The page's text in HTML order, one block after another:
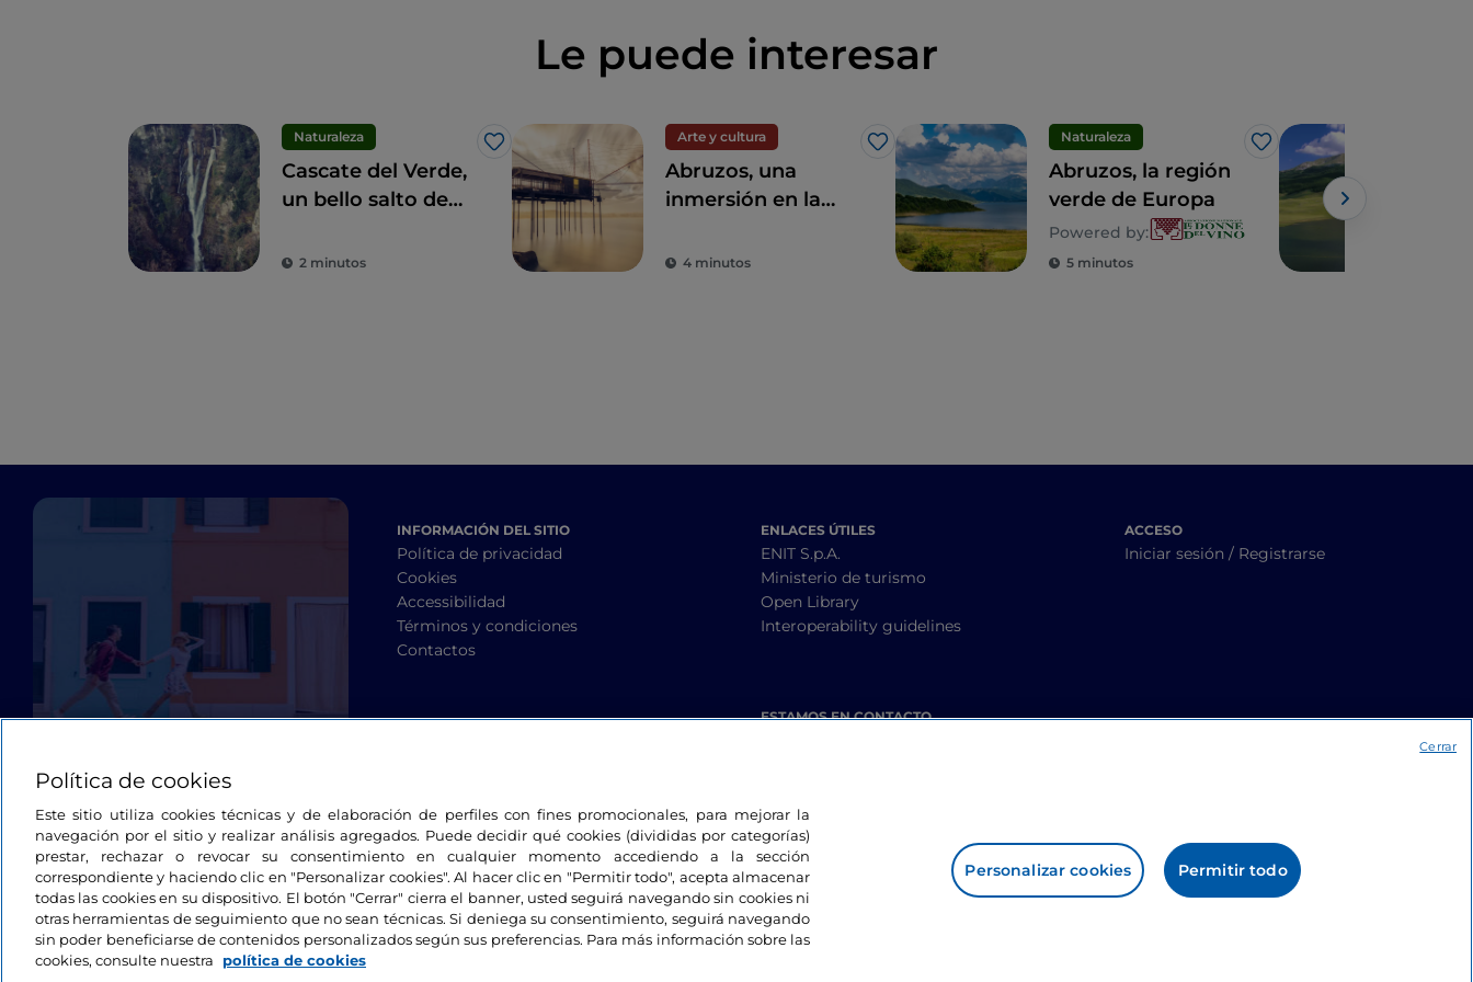
Le puede interesar
Naturaleza
Me gusta
Cascate del Verde,
un bello salto de
Apeninos
2 minutos
Arte y cultura
Me gusta
Abruzos, una
inmersión en la
mar y la montaña
4 minutos
Naturaleza
Me gusta
Abruzos, la región
verde de Europa
Powered by:
5 minutos
INFORMACIÓN DEL SITIO
Política de privacidad
Cookies
Accessibilidad
Términos y condiciones
Contactos
ENLACES ÚTILES
ENIT S.p.A.
Ministerio de turismo
Open Library
Interoperability guidelines
ESTAMOS EN CONTACTO
ACCESO
Iniciar sesión / Registrarse
Política de cookies
Este sitio utiliza cookies técnicas y de elaboración de perfiles con fines promocionales, para mejorar la
navegación por el sitio y realizar análisis agregados. Puede decidir qué cookies (divididas por categorías)
prestar, rechazar o revocar su consentimiento en cualquier momento accediendo a la sección
correspondiente y haciendo clic en "Personalizar cookies". Al hacer clic en "Permitir todo", acepta almacenar
todas las cookies en su dispositivo. El botón "Cerrar" cierra el banner, usted seguirá navegando sin cookies ni
otras herramientas de seguimiento que no sean técnicas. Si deniega su consentimiento, seguirá navegando
sin poder beneficiarse de contenidos personalizados según sus preferencias. Para más información sobre las
cookies, consulte nuestra
política de cookies
Personalizar cookies Permitir todo
Cerrar